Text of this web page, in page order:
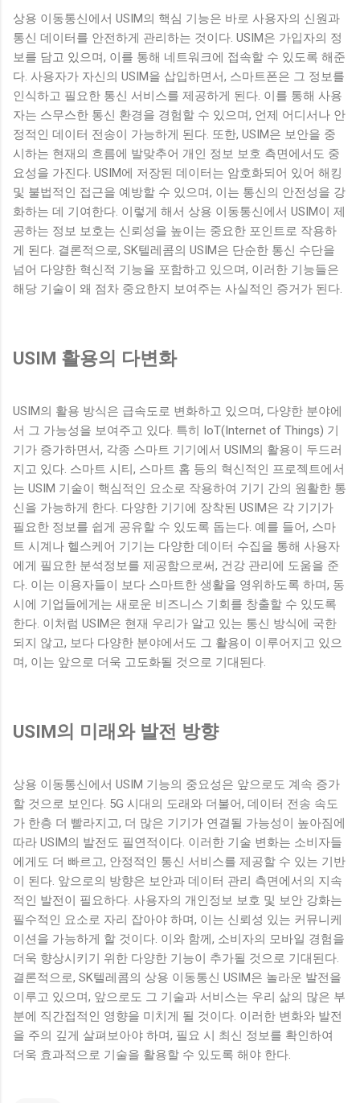
고급스러우면서도 실용적인 면이 결합된 공간으로, 이곳에서의
생활은 그녀에게 편안하고 여유로운 일상을 제공할 것으로 기
대된다. 더불어 ...
상용 이동통신에서 USIM의 핵심 기능은 바로 사용자의 신원과
통신 데이터를 안전하게 관리하는 것이다. USIM은 가입자의 정
보를 담고 있으며, 이를 통해 네트워크에 접속할 수 있도록 해준
다. 사용자가 자신의 USIM을 삽입하면서, 스마트폰은 그 정보를
인식하고 필요한 통신 서비스를 제공하게 된다. 이를 통해 사용
자는 스무스한 통신 환경을 경험할 수 있으며, 언제 어디서나 안
정적인 데이터 전송이 가능하게 된다. 또한, USIM은 보안을 중
시하는 현재의 흐름에 발맞추어 개인 정보 보호 측면에서도 중
요성을 가진다. USIM에 저장된 데이터는 암호화되어 있어 해킹
및 불법적인 접근을 예방할 수 있으며, 이는 통신의 안전성을 강
화하는 데 기여한다. 이렇게 해서 상용 이동통신에서 USIM이 제
공하는 정보 보호는 신뢰성을 높이는 중요한 포인트로 작용하
게 된다. 결론적으로, SK텔레콤의 USIM은 단순한 통신 수단을
넘어 다양한 혁신적 기능을 포함하고 있으며, 이러한 기능들은
해당 기술이 왜 점차 중요한지 보여주는 사실적인 증거가 된다.
USIM 활용의 다변화
USIM의 활용 방식은 급속도로 변화하고 있으며, 다양한 분야에
서 그 가능성을 보여주고 있다. 특히 IoT(Internet of Things) 기
기가 증가하면서, 각종 스마트 기기에서 USIM의 활용이 두드러
지고 있다. 스마트 시티, 스마트 홈 등의 혁신적인 프로젝트에서
는 USIM 기술이 핵심적인 요소로 작용하여 기기 간의 원활한 통
신을 가능하게 한다. 다양한 기기에 장착된 USIM은 각 기기가
필요한 정보를 쉽게 공유할 수 있도록 돕는다. 예를 들어, 스마
트 시계나 헬스케어 기기는 다양한 데이터 수집을 통해 사용자
에게 필요한 분석정보를 제공함으로써, 건강 관리에 도움을 준
다. 이는 이용자들이 보다 스마트한 생활을 영위하도록 하며, 동
시에 기업들에게는 새로운 비즈니스 기회를 창출할 수 있도록
한다. 이처럼 USIM은 현재 우리가 알고 있는 통신 방식에 국한
되지 않고, 보다 다양한 분야에서도 그 활용이 이루어지고 있으
며, 이는 앞으로 더욱 고도화될 것으로 기대된다.
USIM의 미래와 발전 방향
상용 이동통신에서 USIM 기능의 중요성은 앞으로도 계속 증가
할 것으로 보인다. 5G 시대의 도래와 더불어, 데이터 전송 속도
가 한층 더 빨라지고, 더 많은 기기가 연결될 가능성이 높아짐에
따라 USIM의 발전도 필연적이다. 이러한 기술 변화는 소비자들
에게도 더 빠르고, 안정적인 통신 서비스를 제공할 수 있는 기반
이 된다. 앞으로의 방향은 보안과 데이터 관리 측면에서의 지속
적인 발전이 필요하다. 사용자의 개인정보 보호 및 보안 강화는
필수적인 요소로 자리 잡아야 하며, 이는 신뢰성 있는 커뮤니케
이션을 가능하게 할 것이다. 이와 함께, 소비자의 모바일 경험을
더욱 향상시키기 위한 다양한 기능이 추가될 것으로 기대된다.
결론적으로, SK텔레콤의 상용 이동통신 USIM은 놀라운 발전을
이루고 있으며, 앞으로도 그 기술과 서비스는 우리 삶의 많은 부
분에 직간접적인 영향을 미치게 될 것이다. 이러한 변화와 발전
을 주의 깊게 살펴보아야 하며, 필요 시 최신 정보를 확인하여
더욱 효과적으로 기술을 활용할 수 있도록 해야 한다.